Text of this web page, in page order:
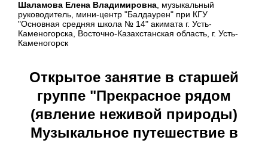
Шаламова Елена Владимировна, музыкальный
руководитель, мини-центр "Балдаурен" при КГУ
"Основная средняя школа № 14" акимата г. Усть-
Каменогорска, Восточно-Казахстанская область, г. Усть-
Каменогорск
Открытое занятие в старшей
группе "Прекрасное рядом
(явление неживой природы)
Музыкальное путешествие в